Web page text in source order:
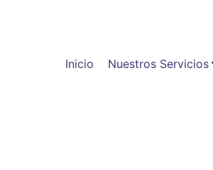
Inicio Nuestros Servicios